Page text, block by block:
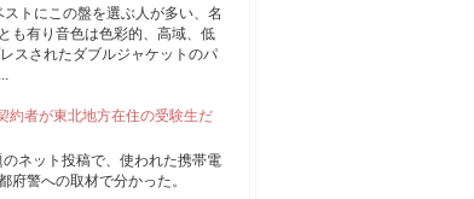
トにこの盤を選ぶ人が多い、名
も有り音色は色彩的、高域、低
スされたダブルジャケットのパ
約者が東北地方在住の受験生だ
ネット投稿で、使われた携帯電
府警への取材で分かった。